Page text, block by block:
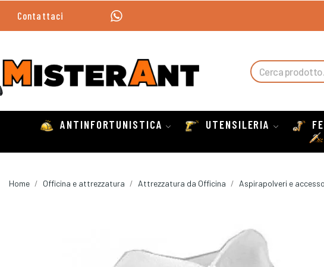
Contattaci
ANTINFORTUNISTICA UTENSILERIA
Home Officina e attrezzatura Attrezzatura da Officina Aspirapolveri e